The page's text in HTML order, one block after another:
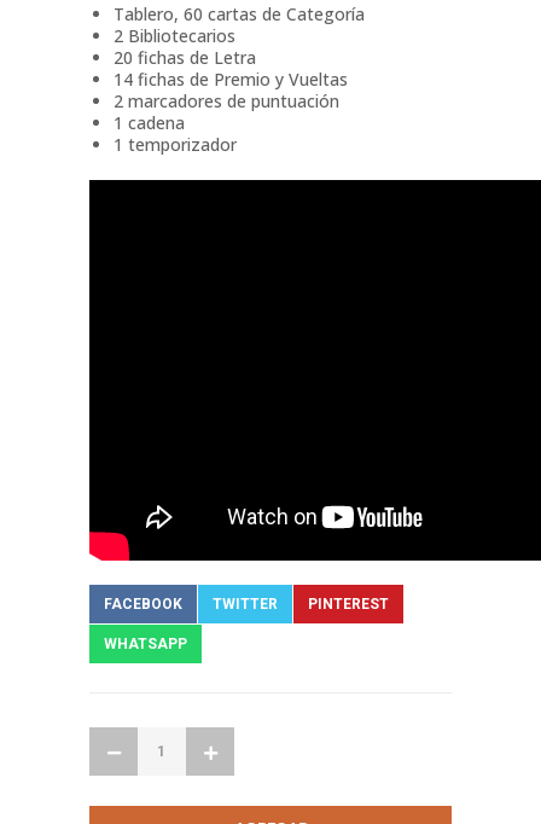
Tablero, 60 cartas de Categoría
2 Bibliotecarios
20 fichas de Letra
14 fichas de Premio y Vueltas
2 marcadores de puntuación
1 cadena
1 temporizador
FACEBOOK TWITTER PINTEREST
WHATSAPP